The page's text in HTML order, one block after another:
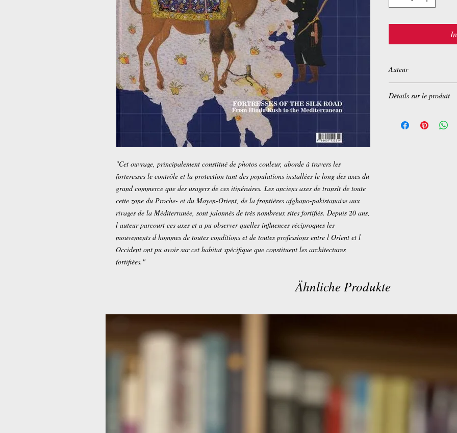
"Cet ouvrage, principalement constitué de photos couleur, aborde à travers les
forteresses le contrôle et la protection tant des populations installées le long des axes du
grand commerce que des usagers de ces itinéraires. Les anciens axes de transit de toute
cette zone du Proche- et du Moyen-Orient, de la frontières afghano-pakistanaise aux
rivages de la Méditerranée, sont jalonnés de très nombreux sites fortifiés. Depuis 20 ans,
l auteur parcourt ces axes et a pu observer quelles influences réciproques les
mouvements d hommes de toutes conditions et de toutes professions entre l Orient et l
Occident ont pu avoir sur cet habitat spécifique que constituent les architectures
fortifiées."
Auteur
Bakhtiari
Détails sur le produit
Editeur : Coédition
Ähnliche Produkte